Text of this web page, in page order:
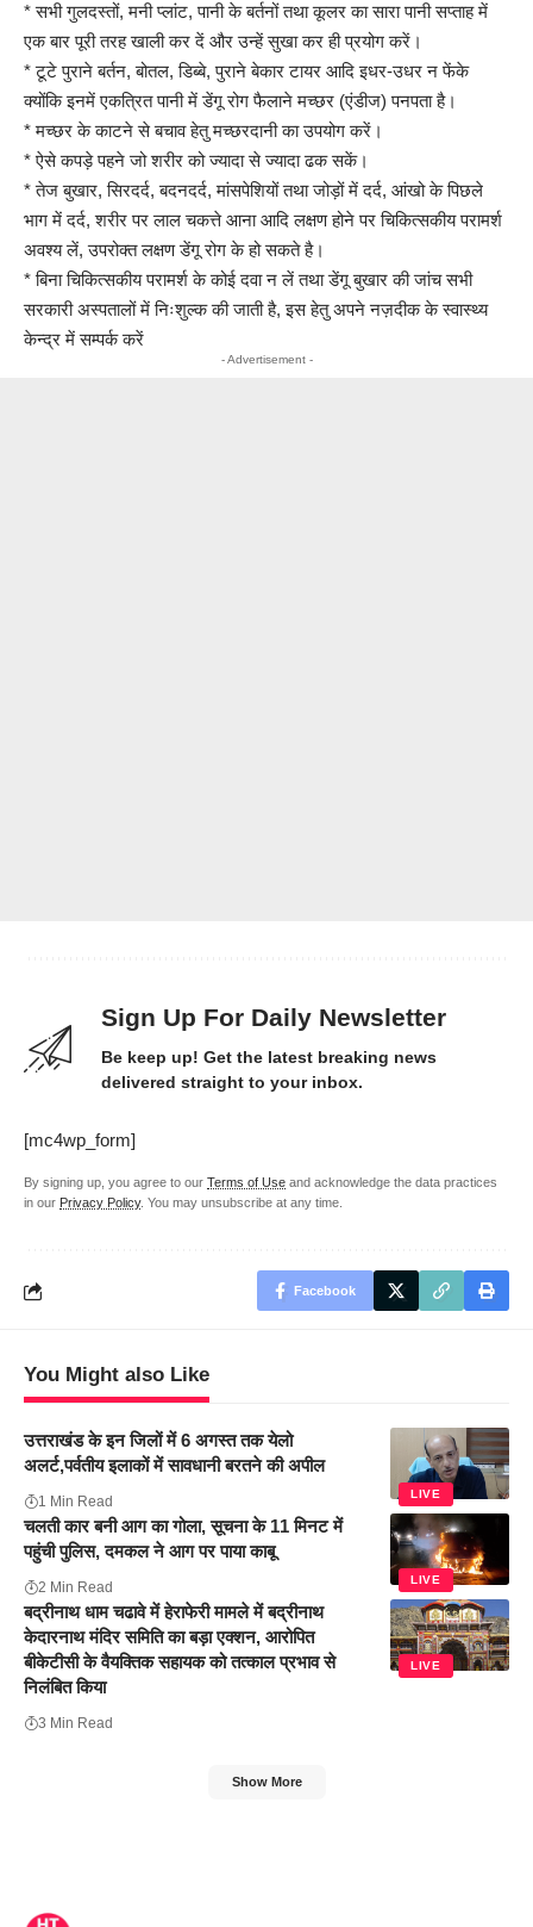
* सभी गुलदस्तों, मनी प्लांट, पानी के बर्तनों तथा कूलर का सारा पानी सप्ताह में
एक बार पूरी तरह खाली कर दें और उन्हें सुखा कर ही प्रयोग करें।
* टूटे पुराने बर्तन, बोतल, डिब्बे, पुराने बेकार टायर आदि इधर-उधर न फेंके
क्योंकि इनमें एकत्रित पानी में डेंगू रोग फैलाने मच्छर (एंडीज) पनपता है।
* मच्छर के काटने से बचाव हेतु मच्छरदानी का उपयोग करें।
* ऐसे कपड़े पहने जो शरीर को ज्यादा से ज्यादा ढक सकें।
* तेज बुखार, सिरदर्द, बदनदर्द, मांसपेशियों तथा जोड़ों में दर्द, आंखो के पिछले
भाग में दर्द, शरीर पर लाल चकत्ते आना आदि लक्षण होने पर चिकित्सकीय परामर्श
अवश्य लें, उपरोक्त लक्षण डेंगू रोग के हो सकते है।
* बिना चिकित्सकीय परामर्श के कोई दवा न लें तथा डेंगू बुखार की जांच सभी
सरकारी अस्पतालों में निःशुल्क की जाती है, इस हेतु अपने नज़दीक के स्वास्थ्य
केन्द्र में सम्पर्क करें
- Advertisement -
Sign Up For Daily Newsletter
Be keep up! Get the latest breaking news
delivered straight to your inbox.
[mc4wp_form]
By signing up, you agree to our Terms of Use and acknowledge the data practices
in our Privacy Policy. You may unsubscribe at any time.
Facebook
You Might also Like
LIVE
उत्तराखंड के इन जिलों में 6 अगस्त तक येलो
अलर्ट,पर्वतीय इलाकों में सावधानी बरतने की अपील
1 Min Read
LIVE
चलती कार बनी आग का गोला, सूचना के 11 मिनट में
पहुंची पुलिस, दमकल ने आग पर पाया काबू
2 Min Read
LIVE
बद्रीनाथ धाम चढावे में हेराफेरी मामले में बद्रीनाथ
केदारनाथ मंदिर समिति का बड़ा एक्शन, आरोपित
बीकेटीसी के वैयक्तिक सहायक को तत्काल प्रभाव से
निलंबित किया
3 Min Read
Show More